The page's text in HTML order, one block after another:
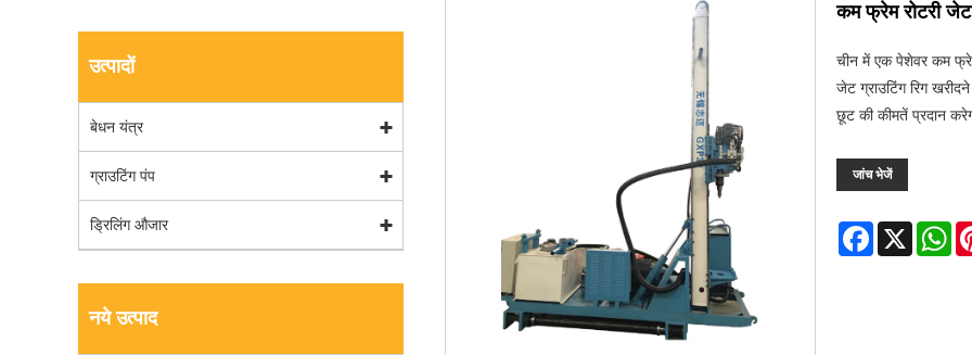
उत्पादों
बेधन यंत्र
ग्राउटिंग पंप
ड्रिलिंग औजार
नये उत्पाद
कम फ्रेम रोटरी जेट
चीन में एक पेशेवर कम
जेट ग्राउटिंग रिग
छूट की कीमतें प्रदान
जांच भेजें
Facebook
X